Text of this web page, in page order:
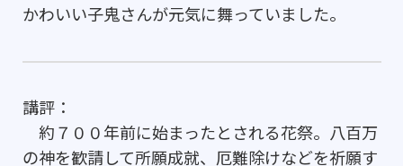
かわいい子鬼さんが元気に舞っていました。
講評：
約７００年前に始まったとされる花祭。八百万
の神を歓請して所願成就、厄難除けなどを祈願す